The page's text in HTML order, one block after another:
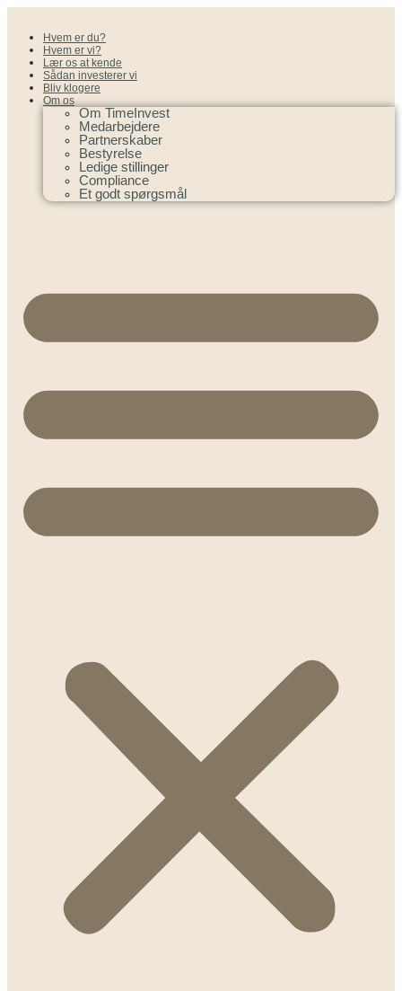
Hvem er du?
Hvem er vi?
Lær os at kende
Sådan investerer vi
Bliv klogere
Om os
Om TimeInvest
Medarbejdere
Partnerskaber
Bestyrelse
Ledige stillinger
Compliance
Et godt spørgsmål